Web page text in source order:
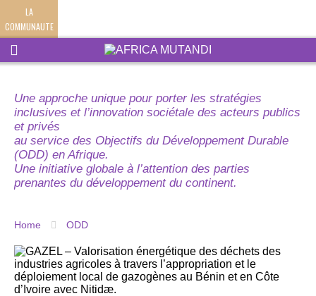
LA
COMMUNAUTE
Une approche unique pour porter les stratégies
inclusives et l’innovation sociétale des acteurs publics
et privés
au service des Objectifs du Développement Durable
(ODD) en Afrique.
Une initiative globale à l’attention des parties
prenantes du développement du continent.
Home ODD